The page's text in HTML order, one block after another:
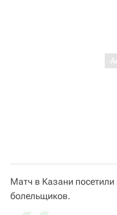
Матч в Казани посетили
болельщиков.